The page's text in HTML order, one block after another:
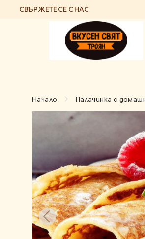
СВЪРЖЕТЕ СЕ С НАС
Начало Палачинка с